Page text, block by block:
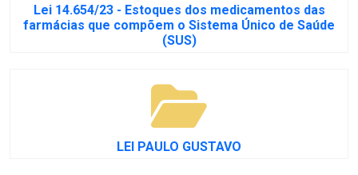
Lei 14.654/23 - Estoques dos medicamentos das
farmácias que compõem o Sistema Único de Saúde
(SUS)
LEI PAULO GUSTAVO